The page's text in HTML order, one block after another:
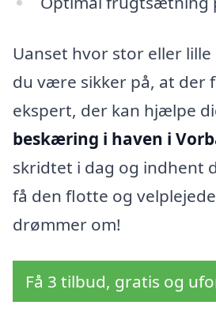
Uanset hvor stor eller lille
du være sikker på, at der
ekspert, der kan hjælpe
beskæring i haven i
skridtet i dag og indhent
få den flotte og
drømmer om!
Få 3 tilbud, gratis og